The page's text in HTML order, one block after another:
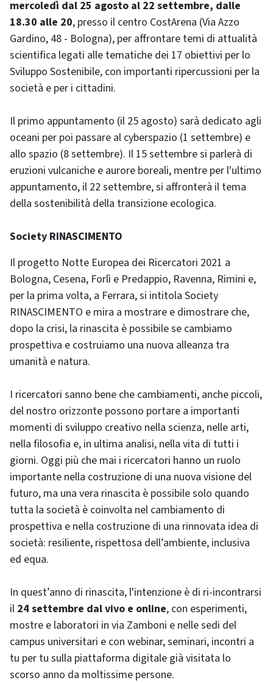
mercoledì dal 25 agosto al 22 settembre, dalle
18.30 alle 20, presso il centro CostArena (Via Azzo
Gardino, 48 - Bologna), per affrontare temi di attualità
scientifica legati alle tematiche dei 17 obiettivi per lo
Sviluppo Sostenibile, con importanti ripercussioni per la
società e per i cittadini.
Il primo appuntamento (il 25 agosto) sarà dedicato agli
oceani per poi passare al cyberspazio (1 settembre) e
allo spazio (8 settembre). Il 15 settembre si parlerà di
eruzioni vulcaniche e aurore boreali, mentre per l'ultimo
appuntamento, il 22 settembre, si affronterà il tema
della sostenibilità della transizione ecologica.
Society RINASCIMENTO
Il progetto Notte Europea dei Ricercatori 2021 a
Bologna, Cesena, Forlì e Predappio, Ravenna, Rimini e,
per la prima volta, a Ferrara, si intitola Society
RINASCIMENTO e mira a mostrare e dimostrare che,
dopo la crisi, la rinascita è possibile se cambiamo
prospettiva e costruiamo una nuova alleanza tra
umanità e natura.
I ricercatori sanno bene che cambiamenti, anche piccoli,
del nostro orizzonte possono portare a importanti
momenti di sviluppo creativo nella scienza, nelle arti,
nella filosofia e, in ultima analisi, nella vita di tutti i
giorni. Oggi più che mai i ricercatori hanno un ruolo
importante nella costruzione di una nuova visione del
futuro, ma una vera rinascita è possibile solo quando
tutta la società è coinvolta nel cambiamento di
prospettiva e nella costruzione di una rinnovata idea di
società: resiliente, rispettosa dell’ambiente, inclusiva
ed equa.
In quest’anno di rinascita, l'intenzione è di ri-incontrarsi
il 24 settembre dal vivo e online, con esperimenti,
mostre e laboratori in via Zamboni e nelle sedi del
campus universitari e con webinar, seminari, incontri a
tu per tu sulla piattaforma digitale già visitata lo
scorso anno da moltissime persone.